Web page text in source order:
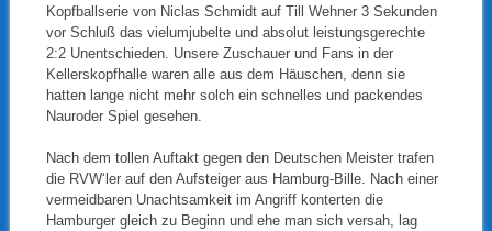
Kopfballserie von Niclas Schmidt auf Till Wehner 3 Sekunden
vor Schluß das vielumjubelte und absolut leistungsgerechte
2:2 Unentschieden. Unsere Zuschauer und Fans in der
Kellerskopfhalle waren alle aus dem Häuschen, denn sie
hatten lange nicht mehr solch ein schnelles und packendes
Nauroder Spiel gesehen.
Nach dem tollen Auftakt gegen den Deutschen Meister trafen
die RVW‘ler auf den Aufsteiger aus Hamburg-Bille. Nach einer
vermeidbaren Unachtsamkeit im Angriff konterten die
Hamburger gleich zu Beginn und ehe man sich versah, lag